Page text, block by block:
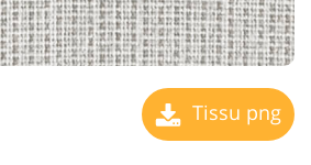
Tissu png